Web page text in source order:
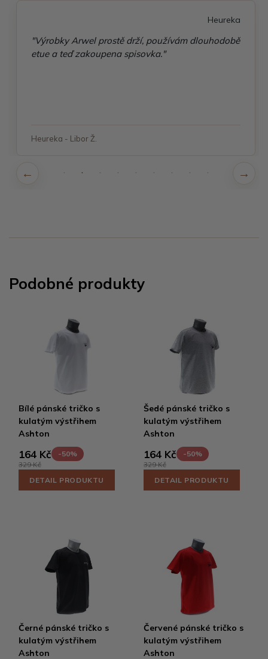
Heureka
"Výrobky Arwel prostě drží, používám dlouhodobě
etue a teď zakoupena spisovka."
Heureka - Libor Ž.
Podobné produkty
Bílé pánské tričko s
kulatým výstřihem
Ashton
164 Kč
-50%
329 Kč
DETAIL PRODUKTU
Šedé pánské tričko s
kulatým výstřihem
Ashton
164 Kč
-50%
329 Kč
DETAIL PRODUKTU
Černé pánské tričko s
kulatým výstřihem
Ashton
Červené pánské tričko s
kulatým výstřihem
Ashton